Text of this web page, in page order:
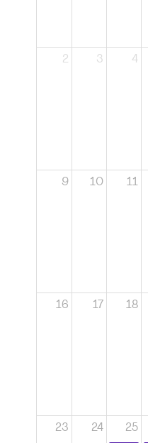
2 3 4
9 10 11
16 17 18
23 24 25